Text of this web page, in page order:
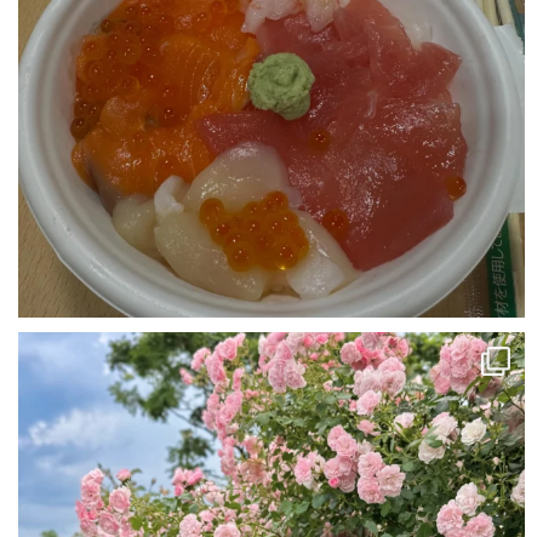
･
アインちゃん🐾
はなふるんぽ♪
えにわの夏満開🌼
...
0 0